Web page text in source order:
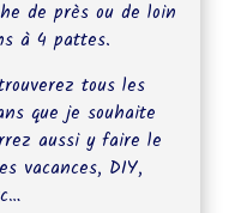
de près ou de loin
à 4 pattes.
tous les
que je souhaite
aussi y faire le
vacances, DIY,